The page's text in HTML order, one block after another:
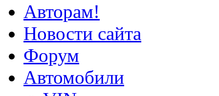
Авторам!
Новости сайта
Форум
Автомобили